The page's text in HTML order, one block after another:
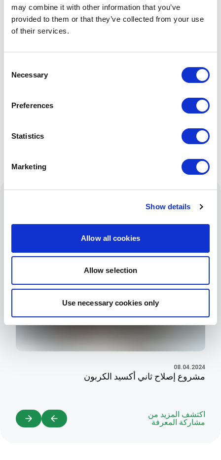
may combine it with other information that you’ve
provided to them or that they’ve collected from your use
of their services.
Selection
Necessary
Preferences
Statistics
Marketing
Show details
Allow all cookies
Allow selection
Use necessary cookies only
مماثلة مستمدة من المستويات الغذائية الأدنى في السلسلة
الغذائية. سيساعد هذا النهج في الحفاظ على الموارد البحرية
وإنشاء نظام إنتاج غذائي أكثر استدامة ومسؤولية.
شركاء المشروع
محتوى ذو صلة
08.04.2024
مشروع إصلاح ثاني أكسيد الكربون
اكتشف المزيد من
مشاركة المعرفة